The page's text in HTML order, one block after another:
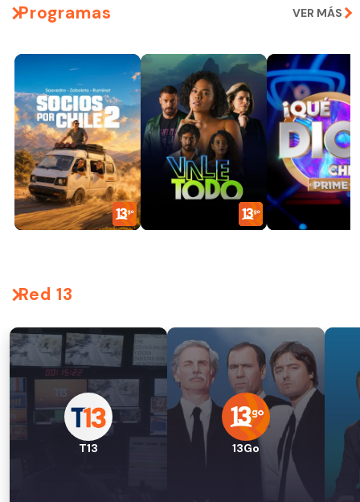
Programas VER MÁS
Red 13
T13 13Go